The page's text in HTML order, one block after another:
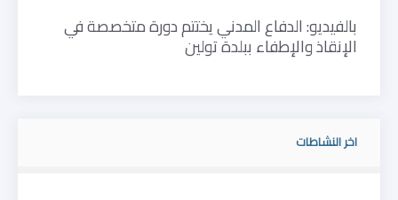
بالفيديو: الدفاع المدني يختتم دورة متخصصة في
الإنقاذ والإطفاء ببلدة تولين
اخر النشاطات